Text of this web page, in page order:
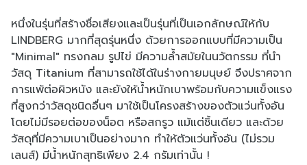
หนึ่งในรุ่นที่สร้างชื่อเสียงและเป็นรุ่นที่เป็นเอกลักษณ์ให้กับ
LINDBERG มากที่สุดรุ่นหนึ่ง ด้วยการออกแบบที่มีความเป็น
"Minimal" ทรงกลม รูปไข่ มีความล้ำสมัยในนวัตกรรม ที่นำ
วัสดุ Titanium ที่สามารถใช้ได้ในร่างกายมนุษย์ จึงปราศจาก
การแพ้ต่อผิวหนัง และยังให้น้ำหนักเบาพร้อมกับความแข็งแรง
ที่สูงกว่าวัสดุชนิดอื่นๆ มาใช้เป็นโครงสร้างของตัวแว่นทั้งอัน
โดยไม่มีรอยต่อของน็อต หรือสกรูว แม้แต่ชิ้นเดียว และด้วย
วัสดุที่มีความเบาเป็นอย่างมาก ทำให้ตัวแว่นทั้งอัน (ไม่รวม
เลนส์) มีน้ำหนักสุทธิเพียง 2.4 กรัมเท่านั้น !